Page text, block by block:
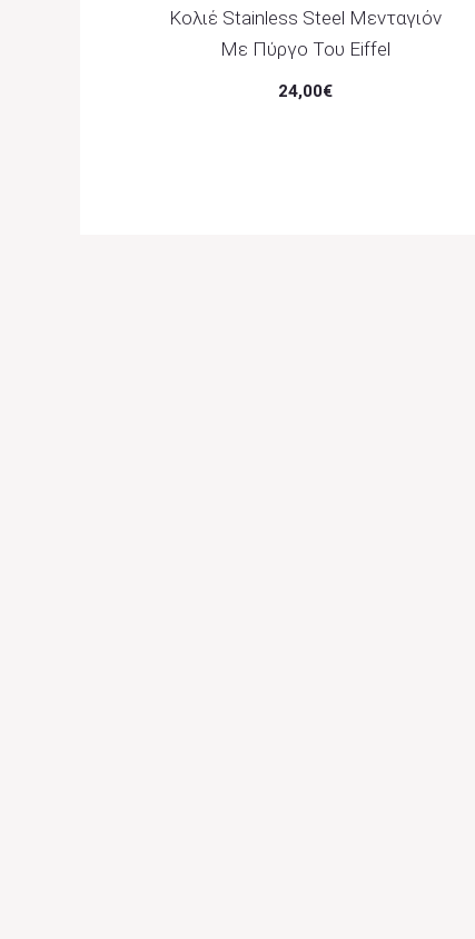
Κολιέ Stainless Steel Μενταγιόν
Με Πύργο Του Eiffel
24,00€